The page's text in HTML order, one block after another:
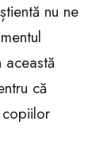
nu ne
că